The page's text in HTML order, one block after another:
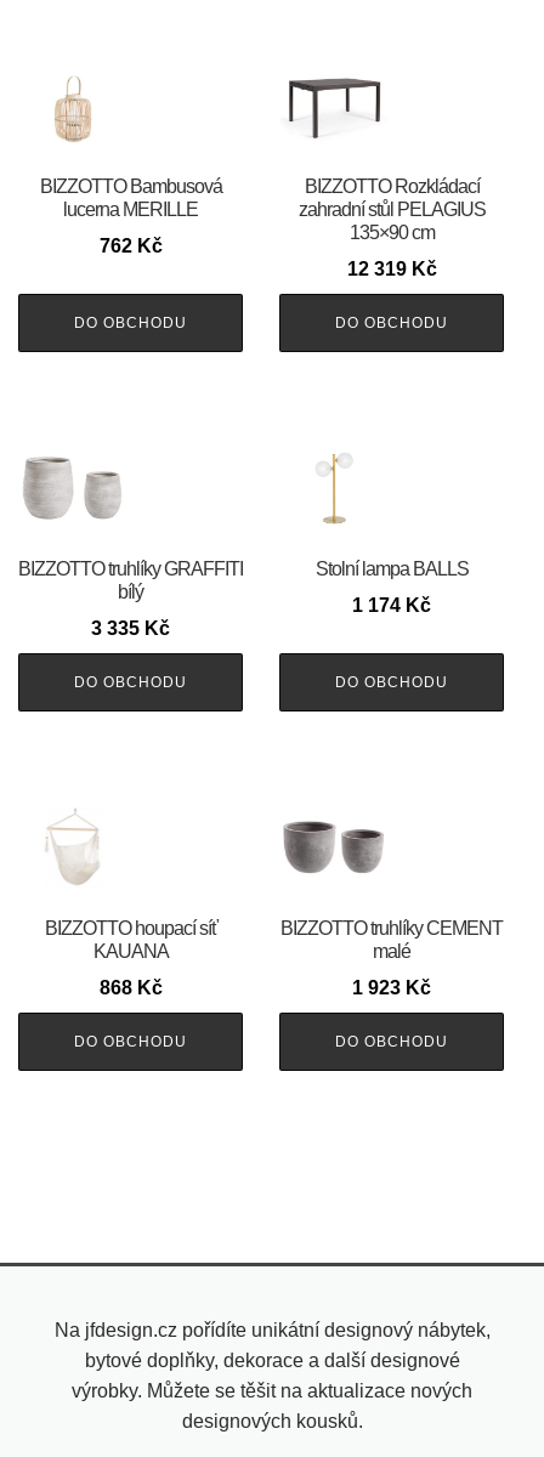
BIZZOTTO Bambusová
lucerna MERILLE
762 Kč
DO OBCHODU
BIZZOTTO Rozkládací
zahradní stůl PELAGIUS
135×90 cm
12 319 Kč
DO OBCHODU
BIZZOTTO truhlíky GRAFFITI
bílý
3 335 Kč
DO OBCHODU
Stolní lampa BALLS
1 174 Kč
DO OBCHODU
BIZZOTTO houpací síť
KAUANA
868 Kč
DO OBCHODU
BIZZOTTO truhlíky CEMENT
malé
1 923 Kč
DO OBCHODU
Na jfdesign.cz pořídíte unikátní designový nábytek,
bytové doplňky, dekorace a další designové
výrobky. Můžete se těšit na aktualizace nových
designových kousků.